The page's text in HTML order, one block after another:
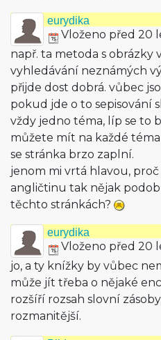
eurydika
Vloženo před 20
např. ta metoda s obrázky
vyhledávání neznámých
přijde dost dobrá. vůbec
pokud jde o to sepisování
vždy jedno téma, líp se to
můžete mít na každé
se stránka brzo zaplní.
jenom mi vrtá hlavou,
angličtinu tak nějak
těchto stránkách?
eurydika
Vloženo před 20
jo, a ty knížky by vůbec
může jít třeba o nějaké
rozšíří rozsah slovní
rozmanitější.